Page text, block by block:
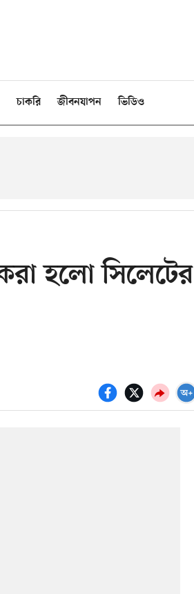
চাকরি জীবনযাপন ভিডিও
হলো সিলেটের